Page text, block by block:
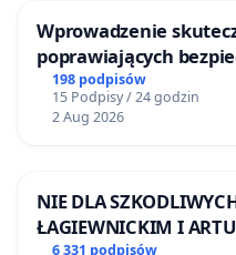
Wprowadzenie
poprawiających
Żeromskiego w
198 podpisów
15 Podpisy / 24 godzin
2 Aug 2026
NIE DLA
ŁAGIEWNICKIM I
6 331 podpisów